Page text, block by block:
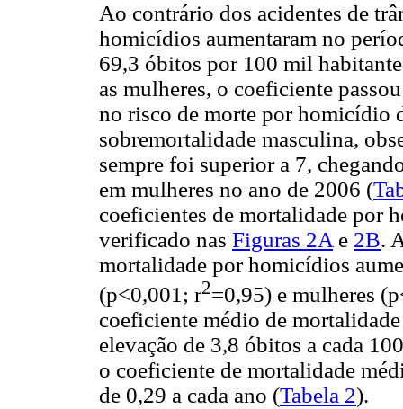
Ao contrário dos acidentes de
homicídios aumentaram no
69,3 óbitos por 100 mil
as mulheres, o coeficiente
no risco de morte por homicídio
sobremortalidade masculina,
sempre foi superior a 7,
em mulheres no ano de 2006 (
coeficientes de mortalidade por
verificado nas Figuras 2A e 2B.
mortalidade por homicídios
(p<0,001; r2=0,95) e mulheres
coeficiente médio de
elevação de 3,8 óbitos a cada
o coeficiente de mortalidade
de 0,29 a cada ano (Tabela 2).